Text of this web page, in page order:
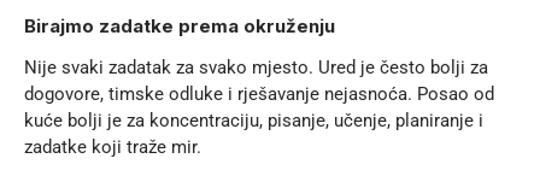
Birajmo zadatke prema okruženju
Nije svaki zadatak za svako mjesto. Ured je često bolji za
dogovore, timske odluke i rješavanje nejasnoća. Posao od
kuće bolji je za koncentraciju, pisanje, učenje, planiranje i
zadatke koji traže mir.